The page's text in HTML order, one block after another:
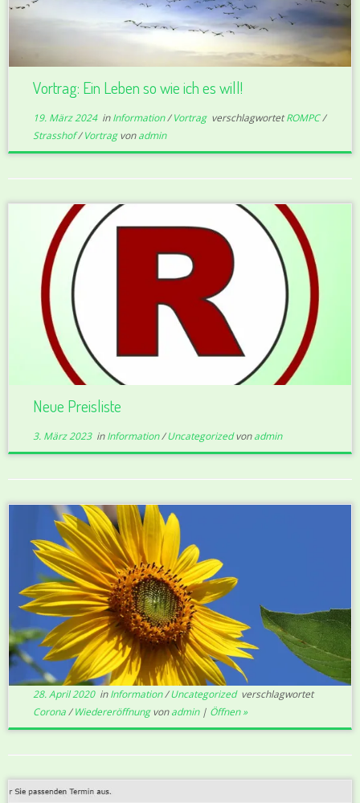
Vortrag: Ein Leben so wie ich es will!
19. März 2024inInformation/Vortrag verschlagwortetROMPC/
Strasshof/Vortragvonadmin
Neue Preisliste
3. März 2023inInformation/Uncategorizedvonadmin
28. April 2020inInformation/Uncategorized verschlagwortet
Corona/Wiedereröffnungvonadmin| Öffnen »